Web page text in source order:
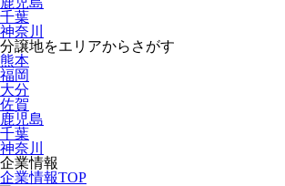
千葉
神奈川
分譲地をエリアからさがす
熊本
福岡
大分
佐賀
鹿児島
千葉
神奈川
企業情報
企業情報TOP